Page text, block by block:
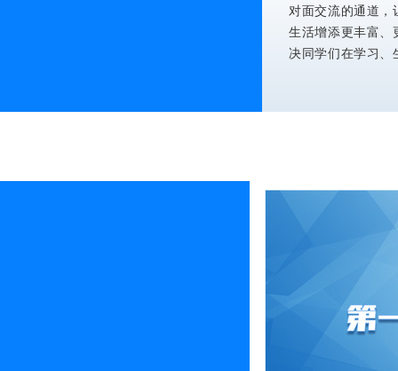
对面交流的通道，
生活增添更丰富、
决同学们在学习、